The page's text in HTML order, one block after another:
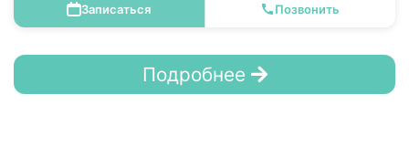
Записаться Позвонить
Подробнее